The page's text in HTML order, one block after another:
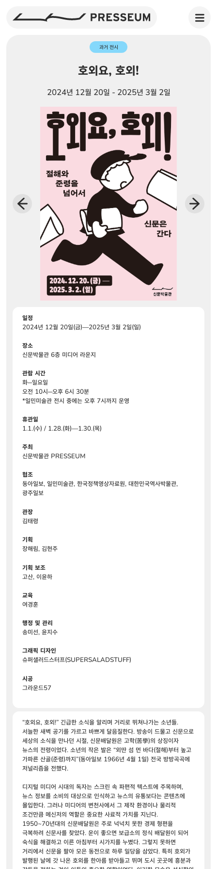
과거 전시
호외요, 호외!
2024년 12월 20일 - 2025년 3월 2일
일정
2024년 12월 20일(금)—2025년 3월 2일(일)
장소
신문박물관 6층 미디어 라운지
관람 시간
화─일요일
오전 10시─오후 6시 30분
*일민미술관 전시 중에는 오후 7시까지 운영
휴관일
1.1.(수) / 1.28.(화)—1.30.(목)
주최
신문박물관 PRESSEUM
협조
동아일보, 일민미술관, 한국정책영상자료원, 대한민국역사박물관,
광주일보
관장
김태령
기획
장해림, 김현주
기획 보조
고산, 이윤하
교육
여경훈
행정 및 관리
송미선, 윤지수
그래픽 디자인
슈퍼샐러드스터프(SUPERSALADSTUFF)
시공
그라운드57
“호외요, 호외!” 긴급한 소식을 알리며 거리로 뛰쳐나가는 소년들.
서늘한 새벽 공기를 가르고 바쁘게 달음질한다. 방송이 드물고 신문으로
세상의 소식을 만나던 시절, 신문배달원은 고학(苦學)의 상징이자
뉴스의 전령이었다. 소년의 작은 발은 “외딴 섬 먼 바다(절해)부터 높고
가파른 산골(준령)까지”(동아일보 1966년 4월 1일) 전국 방방곡곡에
저널리즘을 전했다.
디지털 미디어 시대의 독자는 스크린 속 파편적 텍스트에 주목하며,
뉴스 정보를 소비의 대상으로 인식하고 뉴스의 유통보다는 콘텐츠에
몰입한다. 그러나 미디어의 변천사에서 그 제작 환경이나 물리적
조건만큼 메신저의 역할은 중요한 사료적 가치를 지닌다.
1950~70년대의 신문배달원은 주로 넉넉치 못한 경제 형편을
극복하려 신문사를 찾았다. 운이 좋으면 보급소의 정식 배달원이 되어
숙식을 해결하고 이른 아침부터 시가지를 누볐다. 그렇지 못하면
거리에서 신문을 팔아 모은 동전으로 하루 일당을 삼았다. 특히 호외가
발행된 날에 갓 나온 호외를 한아름 받아들고 뛰며 도시 곳곳에 흥분과